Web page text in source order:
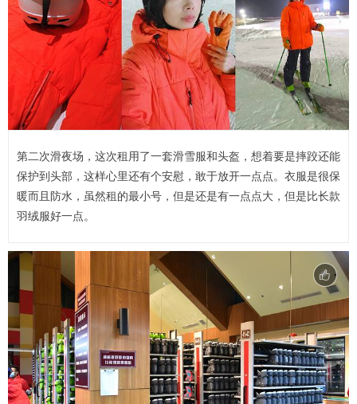
第二次滑夜场，这次租用了一套滑雪服和头盔，想着要是摔跤还能
保护到头部，这样心里还有个安慰，敢于放开一点点。衣服是很保
暖而且防水，虽然租的最小号，但是还是有一点点大，但是比长款
羽绒服好一点。